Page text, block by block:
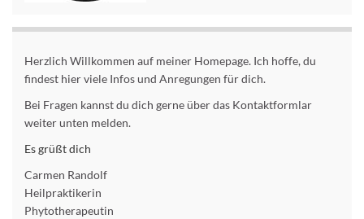
Herzlich Willkommen auf meiner Homepage. Ich hoffe, du
findest hier viele Infos und Anregungen für dich.
Bei Fragen kannst du dich gerne über das Kontaktformlar
weiter unten melden.
Es grüßt dich
Carmen Randolf
Heilpraktikerin
Phytotherapeutin